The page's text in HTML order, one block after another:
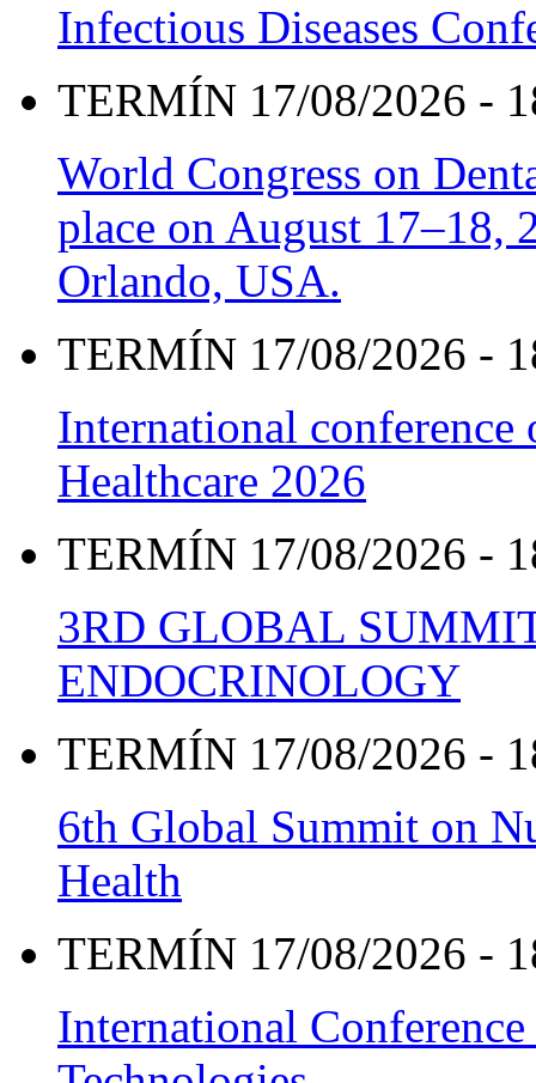
Infectious Diseases
TERMÍN 17/08/2026 -
World Congress on
place on August 17–18,
Orlando, USA.
TERMÍN 17/08/2026 -
International
Healthcare 2026
TERMÍN 17/08/2026 -
3RD GLOBAL
ENDOCRINOLOGY
TERMÍN 17/08/2026 -
6th Global Summit on
Health
TERMÍN 17/08/2026 -
International